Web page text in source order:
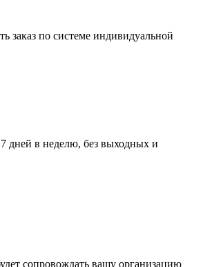
заказ по системе индивидуальной
дней в неделю, без выходных и
сопровождать вашу организацию